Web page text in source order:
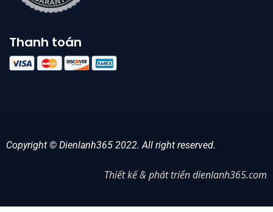
Thanh toán
Copyright © Dienlanh365 2022. All right reserved.
Thiết kế & phát triển dienlanh365.com